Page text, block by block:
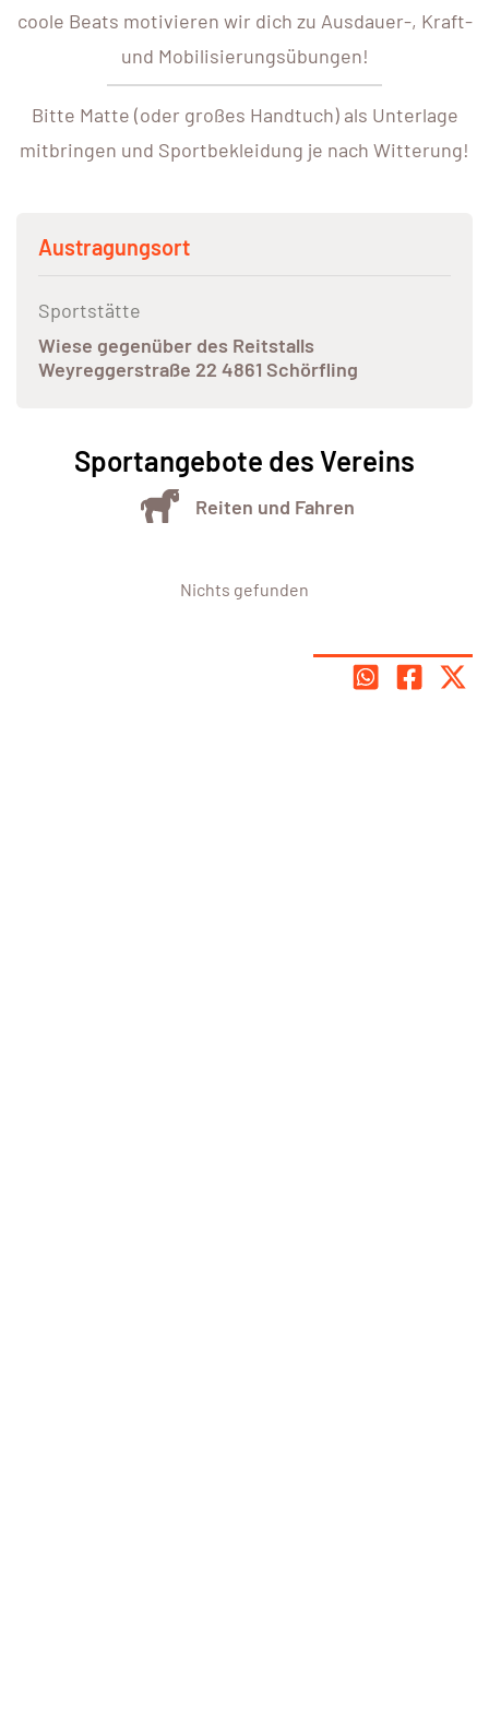
coole Beats motivieren wir dich zu Ausdauer-, Kraft-
und Mobilisierungsübungen!
Bitte Matte (oder großes Handtuch) als Unterlage
mitbringen und Sportbekleidung je nach Witterung!
Austragungsort
Sportstätte
Wiese gegenüber des Reitstalls
Weyreggerstraße 22 4861 Schörfling
Sportangebote des Vereins
Reiten und Fahren
Nichts gefunden